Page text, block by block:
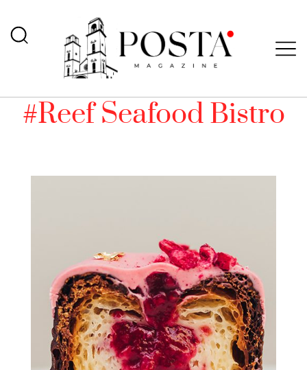
#Reef Seafood Bistro